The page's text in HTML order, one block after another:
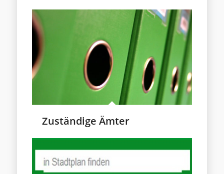
Zuständige Ämter